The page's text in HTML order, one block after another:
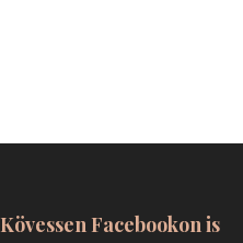
Kövessen Facebookon is